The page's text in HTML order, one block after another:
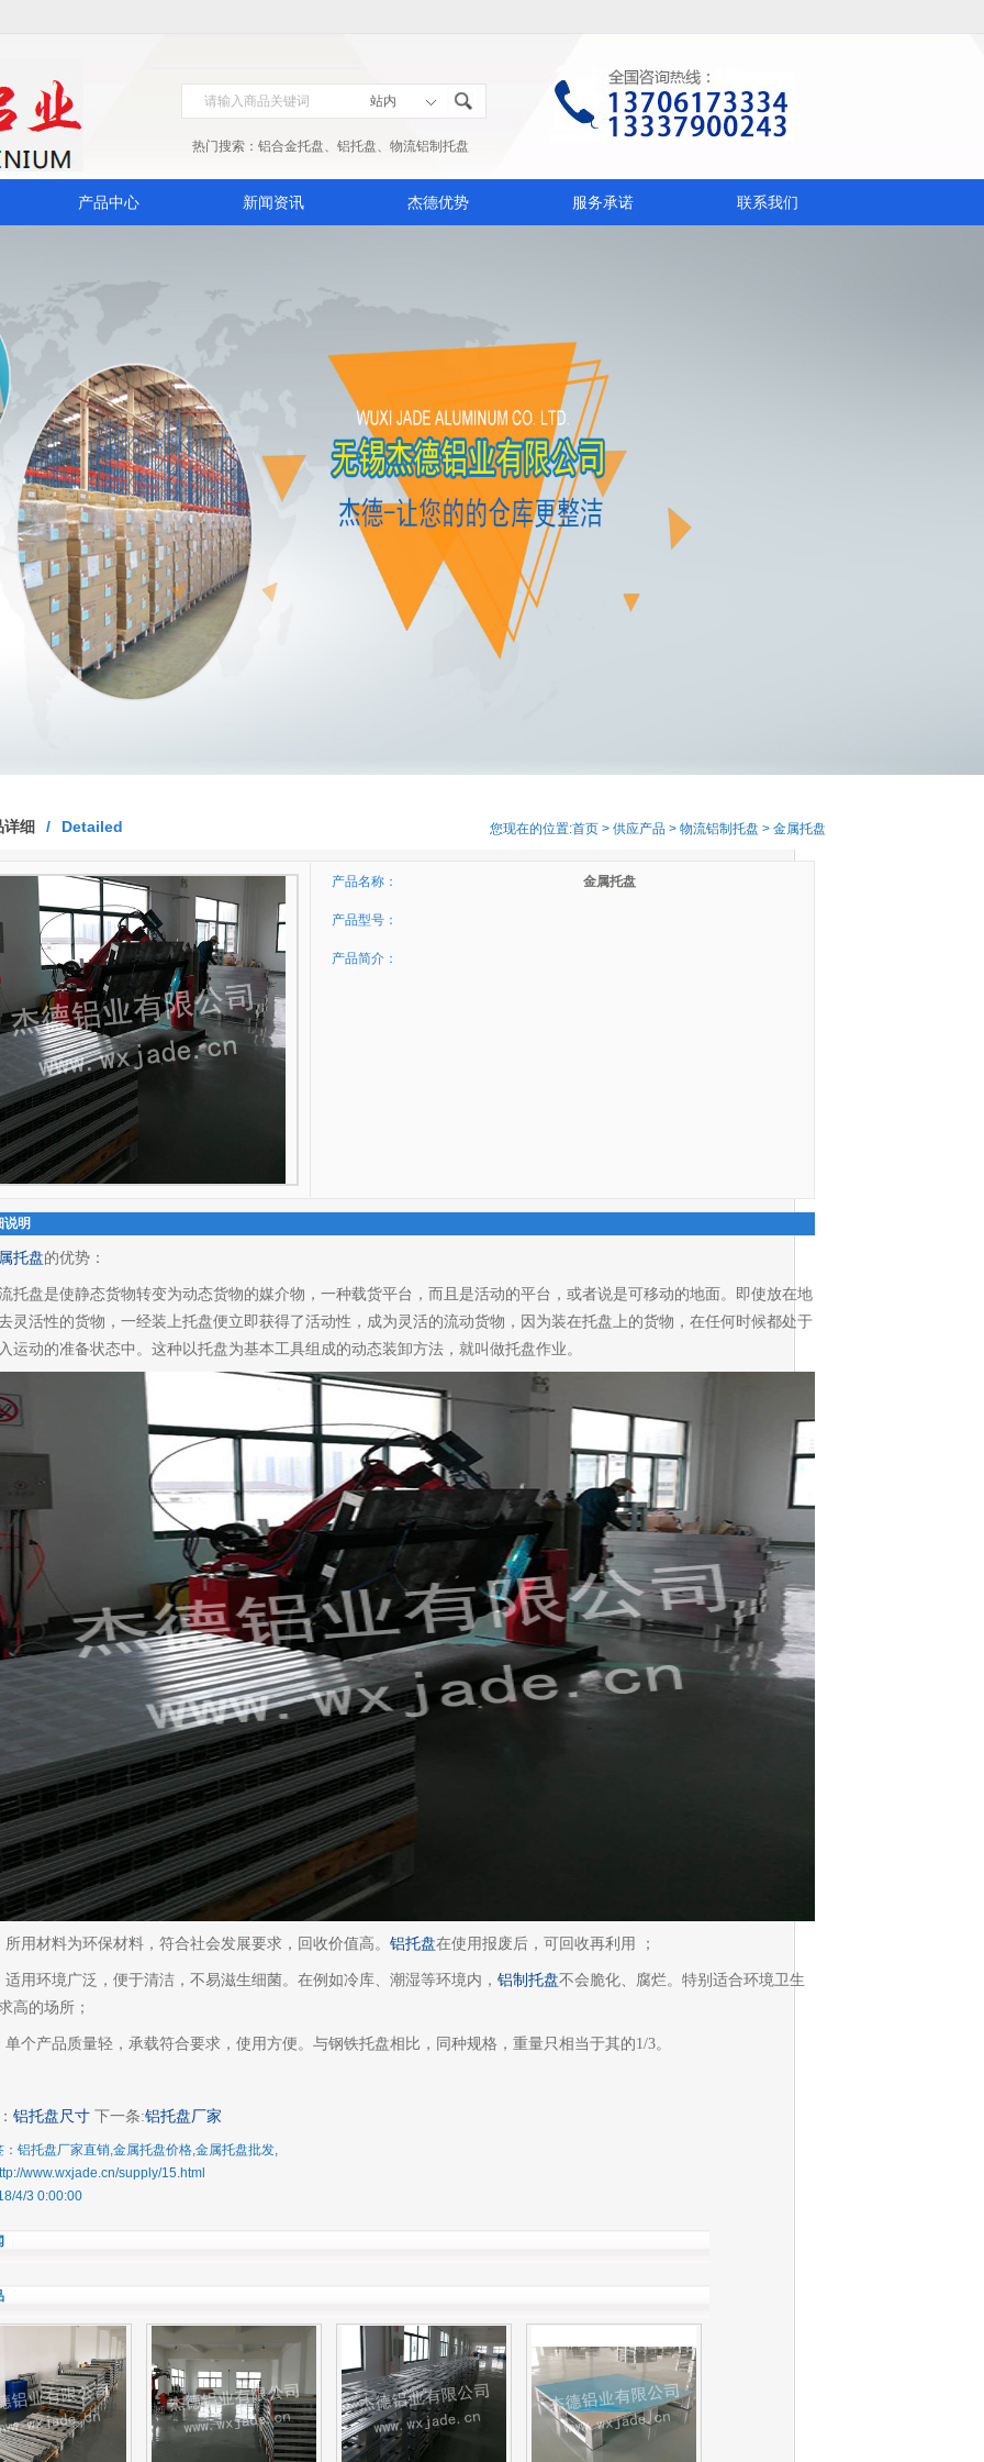
热门搜索： 铝合金托盘、 铝托盘、 物流铝制托盘
产品中心 新闻资讯 杰德优势 服务承诺 联系我们
详细 / Detailed 您现在的位置:首页 > 供应产品 > 物流铝制托盘 > 金属托盘
产品名称： 金属托盘
产品型号：
产品简介：
说明
托盘的优势：
托盘是使静态货物转变为动态货物的媒介物，一种载货平台，而且是活动的平台，或者说是可移动的地面。即使放在地
灵活性的货物，一经装上托盘便立即获得了活动性，成为灵活的流动货物，因为装在托盘上的货物，在任何时候都处于
运动的准备状态中。这种以托盘为基本工具组成的动态装卸方法，就叫做托盘作业。
所用材料为环保材料，符合社会发展要求，回收价值高。 铝托盘在使用报废后，可回收再利用 ；
适用环境广泛，便于清洁，不易滋生细菌。在例如冷库、潮湿等环境内， 铝制托盘不会脆化、腐烂。特别适合环境卫生
高的场所；
单个产品质量轻，承载符合要求，使用方便。与钢铁托盘相比，同种规格，重量只相当于其的1/3。
铝托盘尺寸 下一条:铝托盘厂家
铝托盘厂家直销,金属托盘价格,金属托盘批发,
www.wxjade.cn/supply/15.html
4/3 0:00:00